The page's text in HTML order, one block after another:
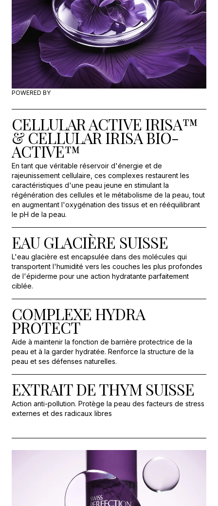
POWERED BY
CELLULAR ACTIVE IRISA™
& CELLULAR IRISA BIO-
ACTIVE™
En tant que véritable réservoir d'énergie et de
rajeunissement cellulaire, ces complexes restaurent les
caractéristiques d'une peau jeune en stimulant la
régénération des cellules et le métabolisme de la peau, tout
en augmentant l'oxygénation des tissus et en rééquilibrant
le pH de la peau.
EAU GLACIÈRE SUISSE
L'eau glacière est encapsulée dans des molécules qui
transportent l'humidité vers les couches les plus profondes
de l'épiderme pour une action hydratante parfaitement
ciblée.
COMPLEXE HYDRA
PROTECT
Aide à maintenir la fonction de barrière protectrice de la
peau et à la garder hydratée. Renforce la structure de la
peau et ses défenses naturelles.
EXTRAIT DE THYM SUISSE
Action anti-pollution. Protège la peau des facteurs de stress
externes et des radicaux libres